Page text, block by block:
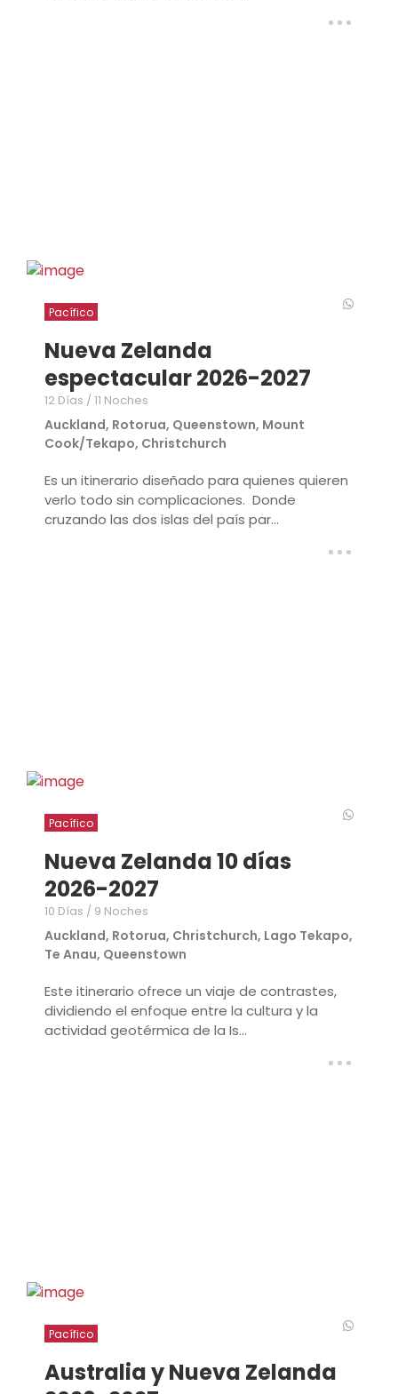
Pacífico
Nueva Zelanda
espectacular 2026-2027
12 Días / 11 Noches
Auckland, Rotorua, Queenstown, Mount
Cook/Tekapo, Christchurch
Es un itinerario diseñado para quienes quieren
verlo todo sin complicaciones. Donde
cruzando las dos islas del país par...
Pacífico
Nueva Zelanda 10 días
2026-2027
10 Días / 9 Noches
Auckland, Rotorua, Christchurch, Lago Tekapo,
Te Anau, Queenstown
Este itinerario ofrece un viaje de contrastes,
dividiendo el enfoque entre la cultura y la
actividad geotérmica de la Is...
Pacífico
Australia y Nueva Zelanda